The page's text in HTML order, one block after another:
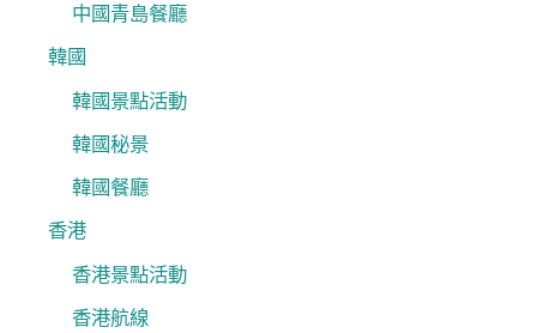
中國青島餐廳
韓國
韓國景點活動
韓國秘景
韓國餐廳
香港
香港景點活動
香港航線